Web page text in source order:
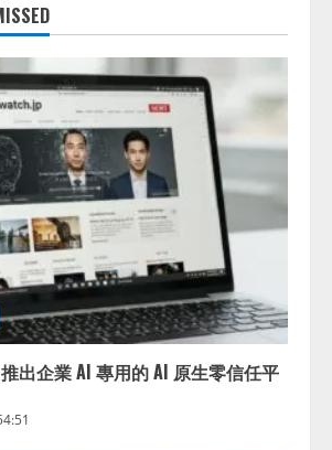
レビCM公開！ 新オプション！ AI
が組織の業務実態を分析し労務改
善を支援。 藤原竜也メイキング
動画公開 「もしAIが自分を分析し
たら、すぐ休めと言われる自信が
ある」「昨年の夏はカブトムシを
捕まえたり、虫と戦ったり…」
2026/08/06/14:54:31
アシストAIテラス、ガバナンス機
能を備えたAIエージェントプラッ
トフォーム「QueryPie AIP」を提
供開始
2026/08/06/11:53:44
レアラ、『AIはどの法律事務所を
推薦するのか』について 企業法
務系70事務所×5つのAIで実態調査
を実施
2026/08/06/11:53:44
推出企業 AI 專用的 AI 原生零信任平